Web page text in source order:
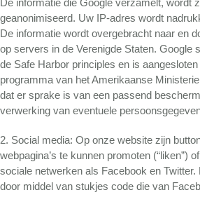
geanonimiseerd. Uw IP-adres wordt
De informatie wordt overgebracht naar en
op servers in de Verenigde Staten. Google
de Safe Harbor principles en is
programma van het Amerikaanse
dat er sprake is van een passend
verwerking van eventuele
2. Social media: Op onze website zijn
webpagina’s te kunnen promoten (“liken”)
sociale netwerken als Facebook en
door middel van stukjes code die van